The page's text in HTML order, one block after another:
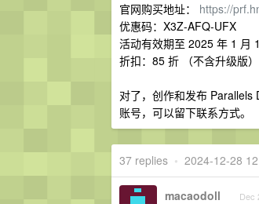
官网购买地址： https://
优惠码：X3Z-AFQ-UFX
活动有效期至 2025 年 1 月
折扣：85 折 （不含升级版）
对了，创作和发布 Parallels
账号，可以留下联系方式。
37 replies • 2024-12-28
macaodoll Dec